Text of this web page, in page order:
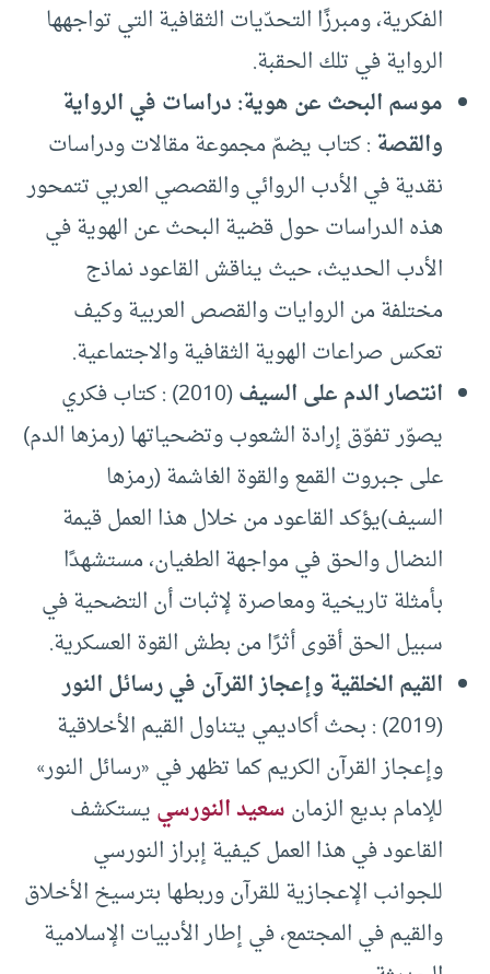
الفكرية، ومبرزًا التحدّيات الثقافية التي تواجهها
الرواية في تلك الحقبة.
موسم البحث عن هوية: دراسات في الرواية
والقصة: كتاب يضمّ مجموعة مقالات ودراسات
نقدية في الأدب الروائي والقصصي العربي تتمحور
هذه الدراسات حول قضية البحث عن الهوية في
الأدب الحديث، حيث يناقش القاعود نماذج
مختلفة من الروايات والقصص العربية وكيف
تعكس صراعات الهوية الثقافية والاجتماعية.
انتصار الدم على السيف
(2010) : كتاب فكري
يصوّر تفوّق إرادة الشعوب وتضحياتها (رمزها الدم)
على جبروت القمع والقوة الغاشمة (رمزها
السيف)يؤكد القاعود من خلال هذا العمل قيمة
النضال والحق في مواجهة الطغيان، مستشهدًا
بأمثلة تاريخية ومعاصرة لإثبات أن التضحية في
سبيل الحق أقوى أثرًا من بطش القوة العسكرية.
القيم الخلقية وإعجاز القرآن في رسائل النور
(2019) : بحث أكاديمي يتناول القيم الأخلاقية
وإعجاز القرآن الكريم كما تظهر في «رسائل النور»
للإمام بديع الزمانسعيد النورسييستكشف
القاعود في هذا العمل كيفية إبراز النورسي
للجوانب الإعجازية للقرآن وربطها بترسيخ الأخلاق
والقيم في المجتمع، في إطار الأدبيات الإسلامية